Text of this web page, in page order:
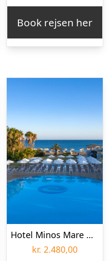
Book rejsen her
Hotel Minos Mare Beach
kr. 2.480,00